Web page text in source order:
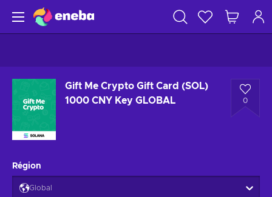
Gift Me Crypto Gift Card (SOL)
1000 CNY Key GLOBAL
0
Région
Global